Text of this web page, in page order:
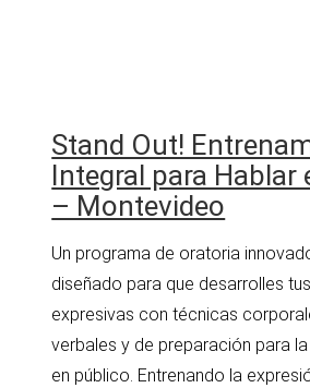
Stand Out!
Integral para Hablar
– Montevideo
Un programa de oratoria
diseñado para que desarrolles
expresivas con técnicas
verbales y de preparación para
en público. Entrenando la